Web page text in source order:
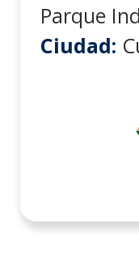
Parque
Ciudad: